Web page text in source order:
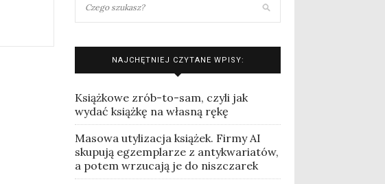
NAJCHĘTNIEJ CZYTANE WPISY:
Książkowe zrób-to-sam, czyli jak
wydać książkę na własną rękę
Masowa utylizacja książek. Firmy AI
skupują egzemplarze z antykwariatów,
a potem wrzucają je do niszczarek